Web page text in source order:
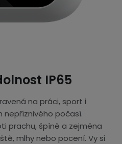
IP65
na práci, sport i
počasí.
prachu, špíně a zejména
mlhy nebo pocení. Vy si